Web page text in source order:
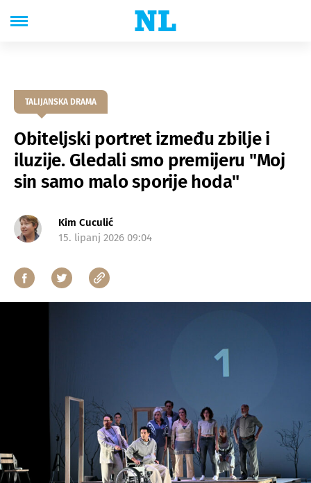
TALIJANSKA DRAMA
Obiteljski portret između zbilje i
iluzije. Gledali smo premijeru "Moj
sin samo malo sporije hoda"
Kim Cuculić
15. lipanj 2026 09:04